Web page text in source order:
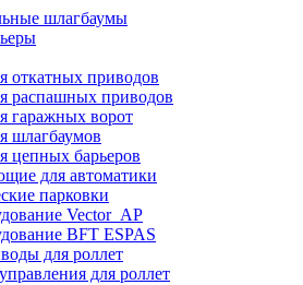
шлагбаумы
откатных приводов
распашных приводов
гаражных ворот
шлагбаумов
цепных барьеров
для автоматики
парковки
Vector_AP
BFT ESPAS
для роллет
для роллет